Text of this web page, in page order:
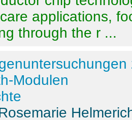
applications,
through the r ...
Modulen